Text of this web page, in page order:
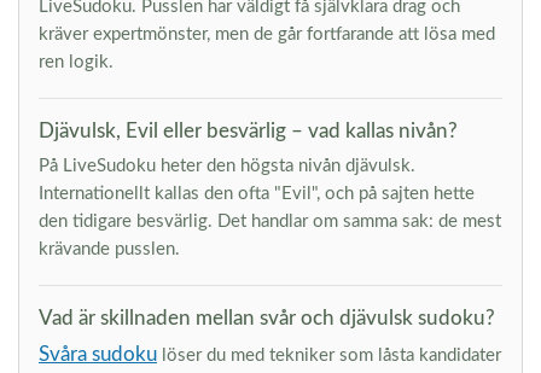
LiveSudoku. Pusslen har väldigt få självklara drag och
kräver expertmönster, men de går fortfarande att lösa med
ren logik.
Djävulsk, Evil eller besvärlig – vad kallas nivån?
På LiveSudoku heter den högsta nivån djävulsk.
Internationellt kallas den ofta "Evil", och på sajten hette
den tidigare besvärlig. Det handlar om samma sak: de mest
krävande pusslen.
Vad är skillnaden mellan svår och djävulsk sudoku?
Svåra sudoku löser du med tekniker som låsta kandidater